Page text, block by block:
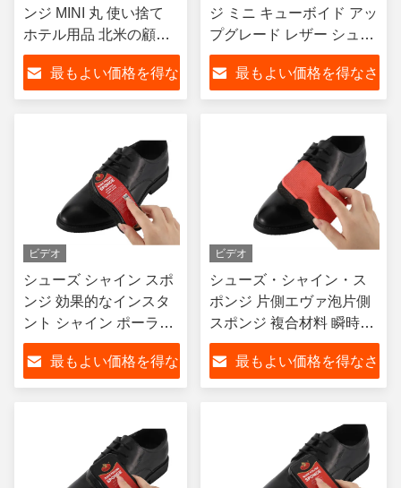
ンジ MINI 丸 使い捨て
ホテル用品 北米の顧客
向け ポーチ OEM
最もよい価格を得な
ジ ミニ キューボイド アッ
プグレード レザー シュー
ズ ケア ルータイン ニュー
トラル ブーツ シャイン ソ
フト スポンジ OEM
最もよい価格を得なさ
ビデオ
シューズ シャイン スポ
ンジ 効果的なインスタ
ント シャイン ポーラン
ドのニュートラルケア
オイル 主な市場 ヨーロ
ッパ OEM
最もよい価格を得な
ビデオ
シューズ・シャイン・ス
ポンジ 片側エヴァ泡片側
スポンジ 複合材料 瞬時ポ
ーランドのカスタマー製
パッケージ
最もよい価格を得なさ